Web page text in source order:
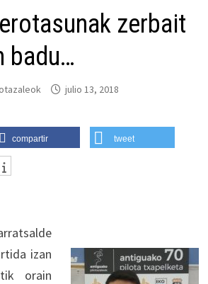
zerbait
badu…
julio 13, 2018
compartir tweet
izan
orain